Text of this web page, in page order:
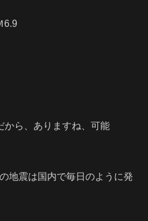
6.9
から、ありますね、可能
地震は国内で毎日のように発